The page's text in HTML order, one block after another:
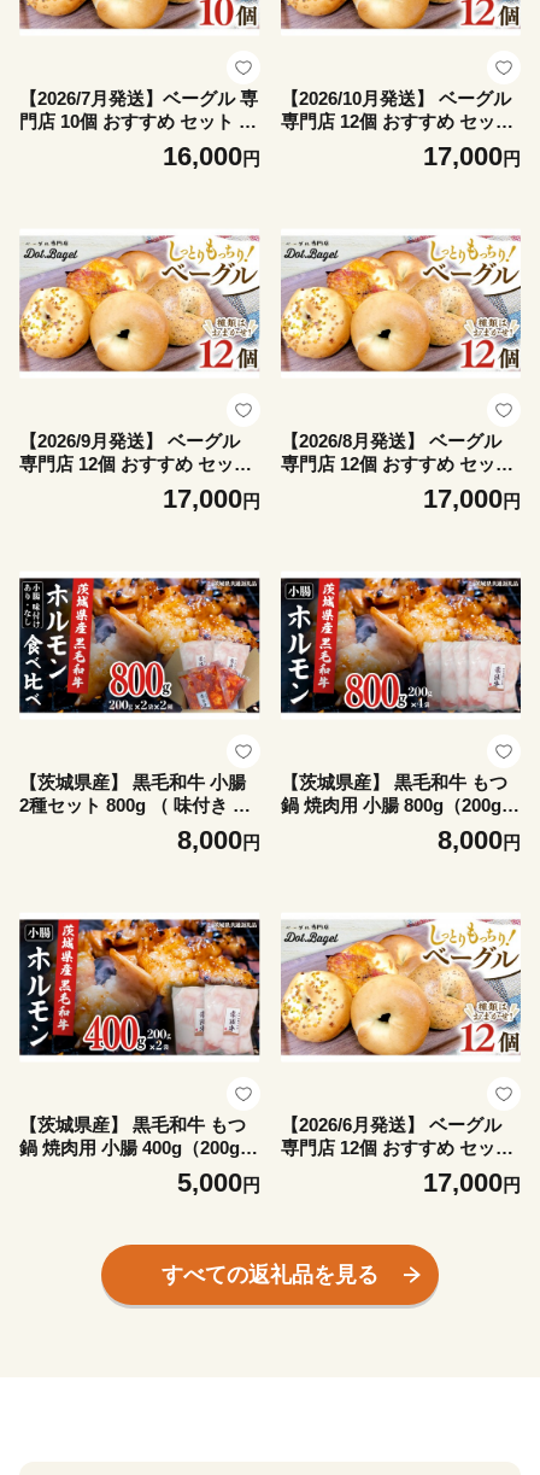
【2026/7月発送】ベーグル 専
門店 10個 おすすめ セット パ
ン 詰め合わせ 詰合せ 食べ比
べ bagel 冷凍 食感 しっとり
おまかせ 》
16,000円
【2026/10月発送】 ベーグル
専門店 12個 おすすめ セット
パン 詰め合わせ 詰合せ 食べ
比べ bagel 冷凍 食感 しっと
類おまかせ 》
17,000円
【2026/9月発送】 ベーグル
専門店 12個 おすすめ セット
パン 詰め合わせ 詰合せ 食べ
比べ bagel 冷凍 食感 しっと
類おまかせ 》
17,000円
【2026/8月発送】 ベーグル
専門店 12個 おすすめ セット
パン 詰め合わせ 詰合せ 食べ
比べ bagel 冷凍 食感 しっと
類おまかせ 》
17,000円
【茨城県産】 黒毛和牛 小腸
2種セット 800g （ 味付き ・
味なし 各200g×2）食べ比べ
(茨城県共通返礼品) 国産 牛肉
ルモン タレ漬け 焼肉 BBQ
小分け 冷凍 料理 簡単
8,000円
【茨城県産】 黒毛和牛 もつ
鍋 焼肉用 小腸 800g（200g×
4パック） (茨城県共通返礼
品) 国産 牛肉 肉 お肉 ホルモ
け 焼肉 BBQ 小分け 冷凍 料
理 簡単
8,000円
【茨城県産】 黒毛和牛 もつ
鍋 焼肉用 小腸 400g（200g×
2パック） (茨城県共通返礼
品) 国産 牛肉 肉 お肉 ホルモ
け 焼肉 BBQ 小分け 冷凍 料
5,000円
【2026/6月発送】 ベーグル
専門店 12個 おすすめ セット
パン 詰め合わせ 詰合せ 食べ
比べ bagel 冷凍 食感 しっと
類おまかせ 》
17,000円
すべての返礼品を見る